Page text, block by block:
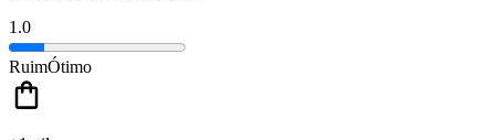
1.0
RuimÓtimo